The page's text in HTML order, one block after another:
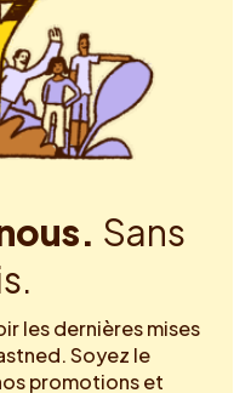
Sans
les dernières mises
Soyez le
promotions et